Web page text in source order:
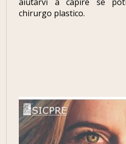
chirurgo plastico.